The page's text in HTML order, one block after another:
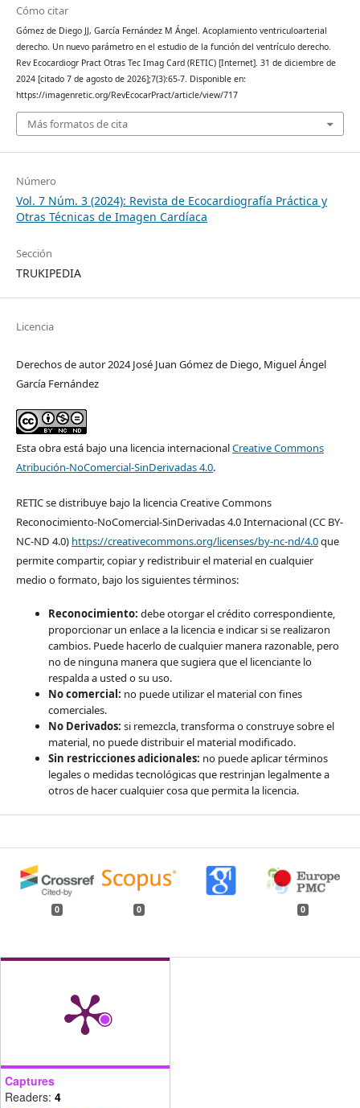
Cómo citar
Gómez de Diego JJ, García Fernández M Ángel. Acoplamiento ventriculoarterial
derecho. Un nuevo parámetro en el estudio de la función del ventrículo derecho.
Rev Ecocardiogr Pract Otras Tec Imag Card (RETIC) [Internet]. 31 de diciembre de
2024 [citado 7 de agosto de 2026];7(3):65-7. Disponible en:
https://imagenretic.org/RevEcocarPract/article/view/717
Más formatos de cita
Número
Vol. 7 Núm. 3 (2024): Revista de Ecocardiografía Práctica y
Otras Técnicas de Imagen Cardíaca
Sección
TRUKIPEDIA
Licencia
Derechos de autor 2024 José Juan Gómez de Diego, Miguel Ángel
García Fernández
Esta obra está bajo una licencia internacionalCreative Commons
Atribución-NoComercial-SinDerivadas 4.0.
RETIC se distribuye bajo la licencia Creative Commons
Reconocimiento-NoComercial-SinDerivadas 4.0 Internacional (CC BY-
NC-ND 4.0) https://creativecommons.org/licenses/by-nc-nd/4.0que
permite compartir, copiar y redistribuir el material en cualquier
medio o formato, bajo los siguientes términos:
Reconocimiento: debe otorgar el crédito correspondiente,
proporcionar un enlace a la licencia e indicar si se realizaron
cambios. Puede hacerlo de cualquier manera razonable, pero
no de ninguna manera que sugiera que el licenciante lo
respalda a usted o su uso.
No comercial: no puede utilizar el material con fines
comerciales.
No Derivados: si remezcla, transforma o construye sobre el
material, no puede distribuir el material modificado.
Sin restricciones adicionales: no puede aplicar términos
legales o medidas tecnológicas que restrinjan legalmente a
otros de hacer cualquier cosa que permita la licencia.
0 0 0
Captures
Readers: 4